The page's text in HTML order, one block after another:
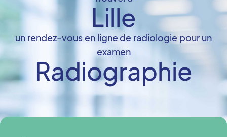
Lille
un rendez-vous en ligne de radiologie pour un
examen
Radiographie